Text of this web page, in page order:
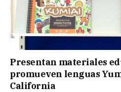
Presentan materiales
promueven lenguas
California